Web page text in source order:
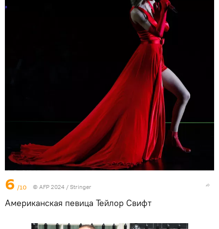
6 /10 © AFP 2024 / Stringer
Американская певица Тейлор Свифт